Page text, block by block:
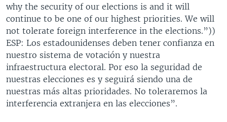
why the security of our elections is and it will
continue to be one of our highest priorities. We will
not tolerate foreign interference in the elections.”))
ESP: Los estadounidenses deben tener confianza en
nuestro sistema de votación y nuestra
infraestructura electoral. Por eso la seguridad de
nuestras elecciones es y seguirá siendo una de
nuestras más altas prioridades. No toleraremos la
interferencia extranjera en las elecciones”.